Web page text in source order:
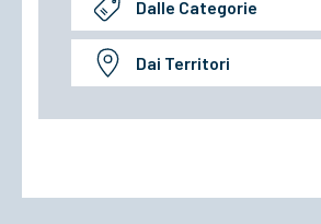
Dalle Categorie
Dai Territori